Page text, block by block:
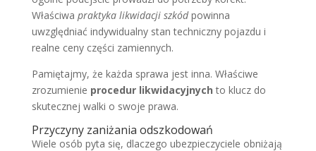
Właściwa praktyka likwidacji szkódpowinna
uwzględniać indywidualny stan techniczny pojazdu i
realne ceny części zamiennych.
Pamiętajmy, że każda sprawa jest inna. Właściwe
zrozumienie procedur likwidacyjnych to klucz do
skutecznej walki o swoje prawa.
Przyczyny zaniżania odszkodowań
Wiele osób pyta się, dlaczego ubezpieczyciele obniżają